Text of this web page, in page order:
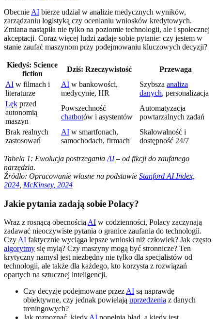
Obecnie AI bierze udział w analizie medycznych wyników,
zarządzaniu logistyką czy ocenianiu wniosków kredytowych.
Zmiana nastąpiła nie tylko na poziomie technologii, ale i społecznej
akceptacji. Coraz więcej ludzi zadaje sobie pytanie: czy jestem w
stanie zaufać maszynom przy podejmowaniu kluczowych decyzji?
Kiedyś: Science
fiction
Dziś: Rzeczywistość
Przewaga
AI w filmach i
literaturze
AI w bankowości,
medycynie, HR
Szybsza analiza
danych, personalizacja
Lęk przed
autonomią
maszyn
Powszechność
chatbotów i asystentów
Automatyzacja
powtarzalnych zadań
Brak realnych
zastosowań
AI w smartfonach,
samochodach, firmach
Skalowalność i
dostępność 24/7
Tabela 1: Ewolucja postrzegania AI– od fikcji do zaufanego
narzędzia.
Źródło: Opracowanie własne na podstawie Stanford AI Index,
2024 McKinsey, 2024
Jakie pytania zadają sobie Polacy?
Wraz z rosnącą obecnością AI w codzienności, Polacy zaczynają
zadawać nieoczywiste pytania o granice zaufania do technologii.
Czy AI faktycznie wyciąga lepsze wnioski niż człowiek? Jak często
algorytmy się mylą? Czy maszyny mogą być stronnicze? Ten
krytyczny namysł jest niezbędny nie tylko dla specjalistów od
technologii, ale także dla każdego, kto korzysta z rozwiązań
opartych na sztucznej inteligencji.
Czy decyzje podejmowane przez AI są naprawdę
obiektywne, czy jednak powielają uprzedzenia z danych
treningowych?